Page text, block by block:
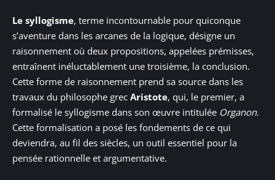
Le syllogisme, terme incontournable pour quiconque
s’aventure dans les arcanes de la logique, désigne un
raisonnement où deux propositions, appelées prémisses,
entraînent inéluctablement une troisième, la conclusion.
Cette forme de raisonnement prend sa source dans les
travaux du philosophe grec Aristote, qui, le premier, a
formalisé le syllogisme dans son œuvre intitulée Organon.
Cette formalisation a posé les fondements de ce qui
deviendra, au fil des siècles, un outil essentiel pour la
pensée rationnelle et argumentative.